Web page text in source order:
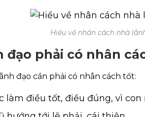
Hiểu về nhân cách nhà
đạo phải có nhân
đạo cần phải có nhân cách tốt:
làm điều tốt, điều đúng, vì con